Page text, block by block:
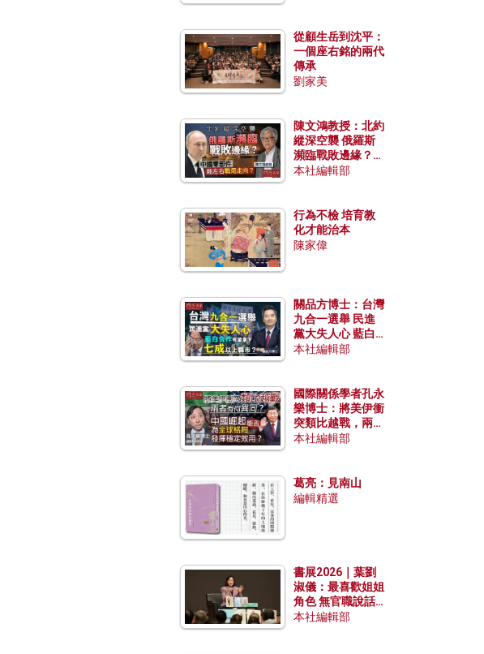
從顧生岳到沈平：
一個座右銘的兩代
傳承
劉家美
陳文鴻教授：北約
縱深空襲 俄羅斯
瀕臨戰敗邊緣？中
國零部件能左右戰
本社編輯部
行為不檢 培育教
化才能治本
陳家偉
關品方博士：台灣
九合一選舉 民進
黨大失人心 藍白
合作有望拿下七成
本社編輯部
國際關係學者孔永
樂博士：將美伊衝
突類比越戰，兩者
有何異同？中國崛
本社編輯部
葛亮：見南山
編輯精選
書展2026｜葉劉
淑儀：最喜歡姐姐
角色 無官職說話
包袱少
本社編輯部